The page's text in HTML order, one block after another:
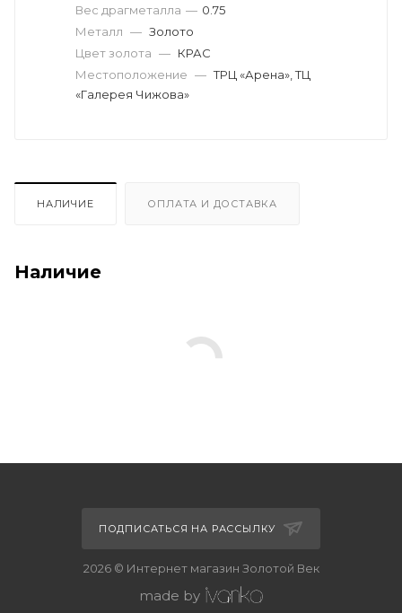
Вес драгметалла — 0.75
Металл — Золото
Цвет золота — КРАС
Местоположение — ТРЦ «Арена», ТЦ
«Галерея Чижова»
НАЛИЧИЕ ОПЛАТА И ДОСТАВКА
Наличие
ПОДПИСАТЬСЯ НА РАССЫЛКУ
2026 © Интернет магазин Золотой Век
made by